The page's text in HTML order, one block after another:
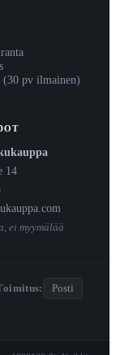
(30 pv ilmainen)
14
ei myymälää
Posti